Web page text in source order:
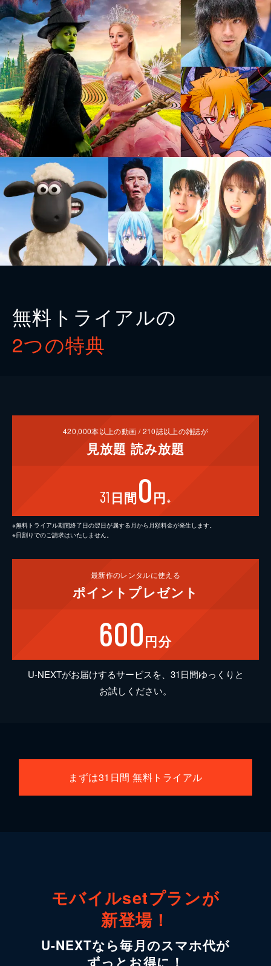
無料トライアルの
2つの特典
420,000本以上の動画 /210誌以上の雑誌が
見放題 読み放題
31 日間0円 ※
※無料トライアル期間終了日の翌日が属する月から月額料金が発生します。
※日割りでのご請求はいたしません。
最新作のレンタルに使える
ポイント プレゼント
600円分
U-NEXTがお届けするサービスを、31日間ゆっくりと
お試しください。
まずは31日間 無料トライアル
モバイルsetプランが
新登場！
U-NEXTなら毎月のスマホ代が
ずっとお得に！